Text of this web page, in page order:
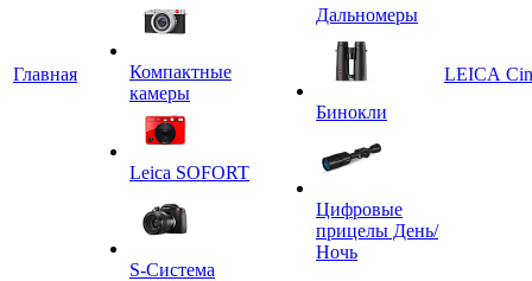
Главная
Компактные
камеры
Leica SOFORT
S-Система
Дальномеры
Бинокли
Цифровые
прицелы День/
Ночь
LEICA